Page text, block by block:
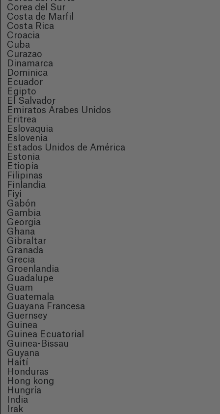
Corea del Sur
Costa de Marfil
Costa Rica
Croacia
Cuba
Curazao
Dinamarca
Dominica
Ecuador
Egipto
El Salvador
Emiratos Árabes Unidos
Eritrea
Eslovaquia
Eslovenia
Estados Unidos de América
Estonia
Etiopía
Filipinas
Finlandia
Fiyi
Gabón
Gambia
Georgia
Ghana
Gibraltar
Granada
Grecia
Groenlandia
Guadalupe
Guam
Guatemala
Guayana Francesa
Guernsey
Guinea
Guinea Ecuatorial
Guinea-Bissau
Guyana
Haití
Honduras
Hong kong
Hungría
India
Irak